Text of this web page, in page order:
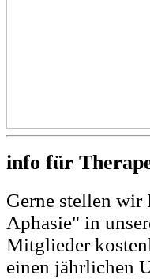
info für
Gerne stellen
Aphasie" in
Mitglieder
einen jährlichen